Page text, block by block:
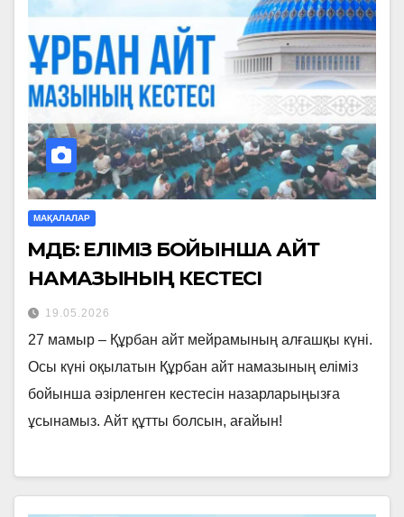
МАҚАЛАЛАР
ҚМДБ: ЕЛІМІЗ БОЙЫНША АЙТ
НАМАЗЫНЫҢ КЕСТЕСІ
19.05.2026
27 мамыр – Құрбан айт мейрамының алғашқы күні.
Осы күні оқылатын Құрбан айт намазының еліміз
бойынша әзірленген кестесін назарларыңызға
ұсынамыз. Айт құтты болсын, ағайын!